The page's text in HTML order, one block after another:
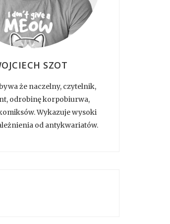
SZOT
że naczelny, czytelnik,
odrobinę korpobiurwa,
Wykazuje wysoki
od antykwariatów.